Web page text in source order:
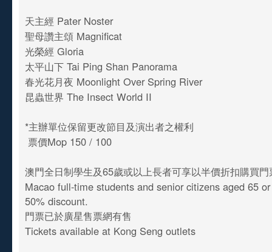
天主經 Pater Noster
聖母讚主頌 Magnificat
光榮經 Gloria
太平山下 Tai Ping Shan Panorama
春光花月夜 Moonlight Over Spring River
昆蟲世界 The Insect World II
*主辦單位保留更改節目及演出者之權利
票價Mop 150 / 100
澳門全日制學生及65歲或以上長者可享以半價折扣購買
Macao full-time students and senior citizens aged 65
50% discount.
門票已於廣星售票網有售
Tickets available at Kong Seng outlets